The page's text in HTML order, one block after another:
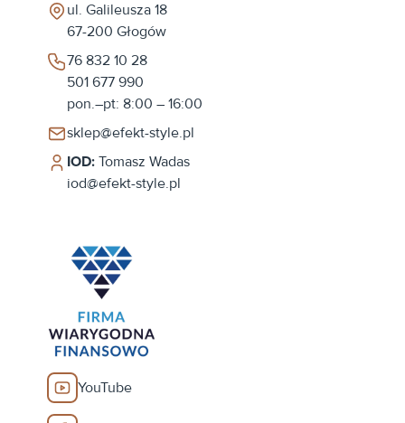
ul. Galileusza 18
67-200 Głogów
76 832 10 28
501 677 990
pon.–pt: 8:00 – 16:00
sklep@efekt-style.pl
IOD: Tomasz Wadas
iod@efekt-style.pl
YouTube